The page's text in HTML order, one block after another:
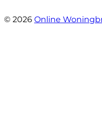
© 2026 Online